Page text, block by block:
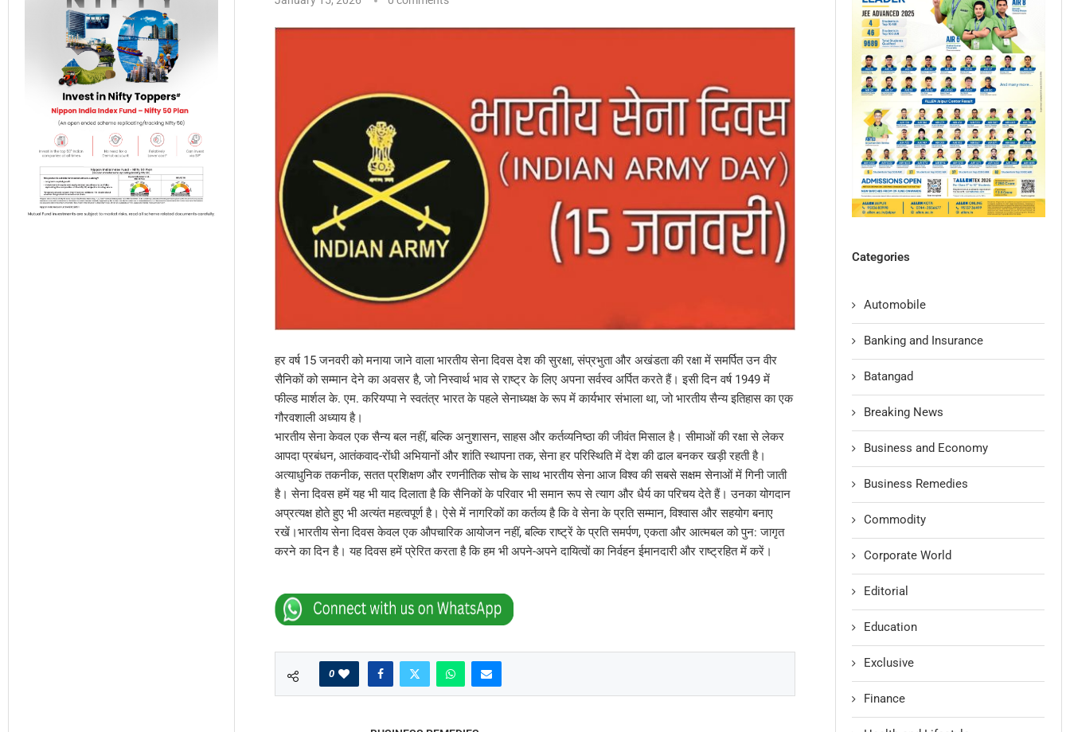
हर वर्ष 15 जनवरी को मनाया जाने वाला भारतीय सेना दिवस देश की सुरक्षा, संप्रभुता और अखंडता की रक्षा में समर्पित उन वीर
सैनिकों को सम्मान देने का अवसर है, जो निस्वार्थ भाव से राष्ट्र के लिए अपना सर्वस्व अर्पित करते हैं। इसी दिन वर्ष 1949 में
फील्ड मार्शल के. एम. करियप्पा ने स्वतंत्र भारत के पहले सेनाध्यक्ष के रूप में कार्यभार संभाला था, जो भारतीय सैन्य इतिहास का एक
गौरवशाली अध्याय है।
भारतीय सेना केवल एक सैन्य बल नहीं, बल्कि अनुशासन, साहस और कर्तव्यनिष्ठा की जीवंत मिसाल है। सीमाओं की रक्षा से लेकर
आपदा प्रबंधन, आतंकवाद-रोंधी अभियानों और शांति स्थापना तक, सेना हर परिस्थिति में देश की ढाल बनकर खड़ी रहती है।
अत्याधुनिक तकनीक, सतत प्रशिक्षण और रणनीतिक सोच के साथ भारतीय सेना आज विश्व की सबसे सक्षम सेनाओं में गिनी जाती
है। सेना दिवस हमें यह भी याद दिलाता है कि सैनिकों के परिवार भी समान रूप से त्याग और धैर्य का परिचय देते हैं। उनका योगदान
अप्रत्यक्ष होते हुए भी अत्यंत महत्वपूर्ण है। ऐसे में नागरिकों का कर्तव्य है कि वे सेना के प्रति सम्मान, विश्वास और सहयोग बनाए
रखें।भारतीय सेना दिवस केवल एक औपचारिक आयोजन नहीं, बल्कि राष्ट्रें के प्रति समर्पण, एकता और आत्मबल को पुन: जागृत
करने का दिन है। यह दिवस हमें प्रेरित करता है कि हम भी अपने-अपने दायित्वों का निर्वहन ईमानदारी और राष्ट्रहित में करें।
0
Categories
Automobile
Banking and Insurance
Batangad
Breaking News
Business and Economy
Business Remedies
Commodity
Corporate World
Editorial
Education
Exclusive
Finance